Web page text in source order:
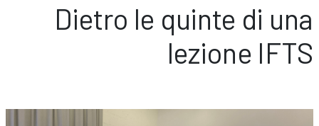
Dietro le quinte di una
lezione IFTS